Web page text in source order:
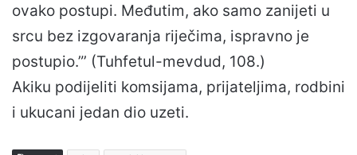
ovako postupi. Međutim, ako samo zanijeti u
srcu bez izgovaranja riječima, ispravno je
postupio.”’ (Tuhfetul-mevdud, 108.)
Akiku podijeliti komsijama, prijateljima, rodbini
i ukucani jedan dio uzeti.